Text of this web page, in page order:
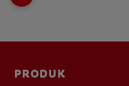
PRODUK